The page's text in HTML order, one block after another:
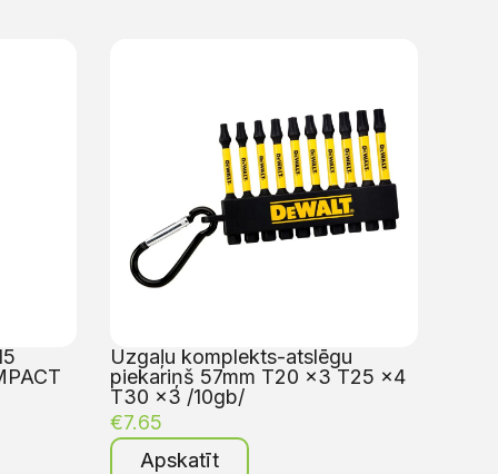
Uzgaļu komplekts-atslēgu
piekariņš 57mm T20 x3 T25 x4
T30 x3 /10gb/
€7.65
Apskatīt